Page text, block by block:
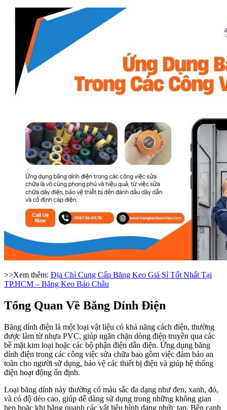
>>Xem thêm: Địa Chỉ Cung Cấp Băng Keo Giá Sỉ Tốt Nhất Tại
TP.HCM – Băng Keo Bảo Châu
Tổng Quan Về Băng Dính Điện
Băng dính điện là một loại vật liệu có khả năng cách điện, thường
được làm từ nhựa PVC, giúp ngăn chặn dòng điện truyền qua các
bề mặt kim loại hoặc các bộ phận điện dẫn điện. Ứng dụng băng
dính điện trong các công việc sửa chữa bao gồm việc đảm bảo an
toàn cho người sử dụng, bảo vệ các thiết bị điện và giúp hệ thống
điện hoạt động ổn định.
Loại băng dính này thường có màu sắc đa dạng như đen, xanh, đỏ,
và có độ dẻo cao, giúp dễ dàng sử dụng trong những không gian
hẹp hoặc khi băng quanh các vật liệu hình dạng phức tạp. Bên cạnh